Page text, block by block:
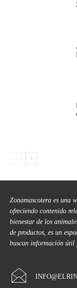
Zonamascotera es una
ofreciendo contenido
bienestar de los
de productos, es un
buscan información útil